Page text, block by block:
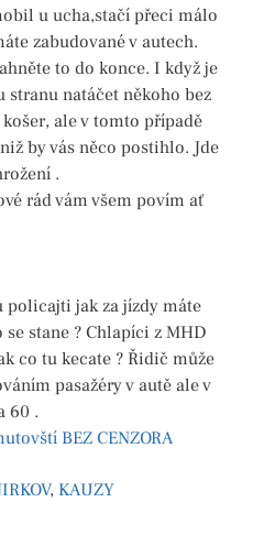
u ucha,stačí přeci málo
zabudované v autech.
to do konce. I když je
stranu natáčet někoho bez
ale v tomto případě
by vás něco postihlo. Jde
.
rád vám všem povím ať
policajti jak za jízdy máte
stane ? Chlapíci z MHD
co tu kecate ? Řidič může
pasažéry v autě ale v
60 .
BEZ CENZORA
, KAUZY